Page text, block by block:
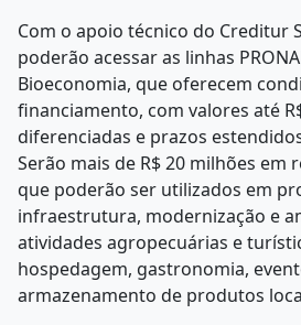
Com o apoio técnico do Creditur
poderão acessar as linhas
Bioeconomia, que oferecem
financiamento, com valores até
diferenciadas e prazos
Serão mais de R$ 20 milhões em
que poderão ser utilizados em
infraestrutura, modernização e
atividades agropecuárias e
hospedagem, gastronomia,
armazenamento de produtos